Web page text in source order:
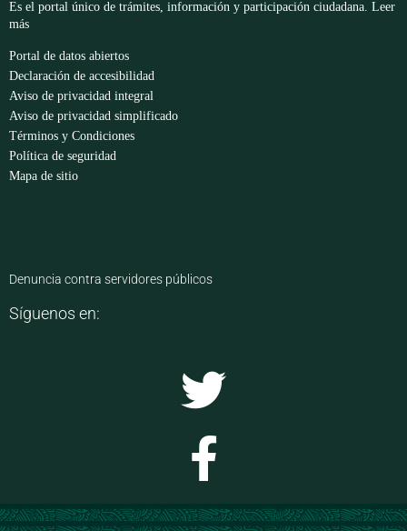
Es el portal único de trámites, información y participación ciudadana. Leer
más
Portal de datos abiertos
Declaración de accesibilidad
Aviso de privacidad integral
Aviso de privacidad simplificado
Términos y Condiciones
Política de seguridad
Mapa de sitio
Denuncia contra servidores públicos
Síguenos en: